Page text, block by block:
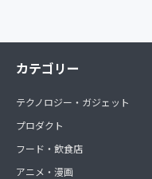
カテゴリー
テクノロジー・ガジェット
プロダクト
フード・飲食店
アニメ・漫画